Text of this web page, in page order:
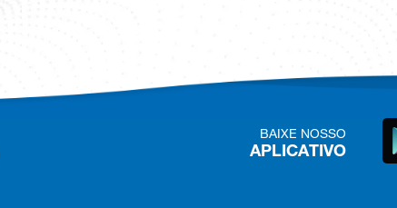
BAIXE NOSSO
APLICATIVO